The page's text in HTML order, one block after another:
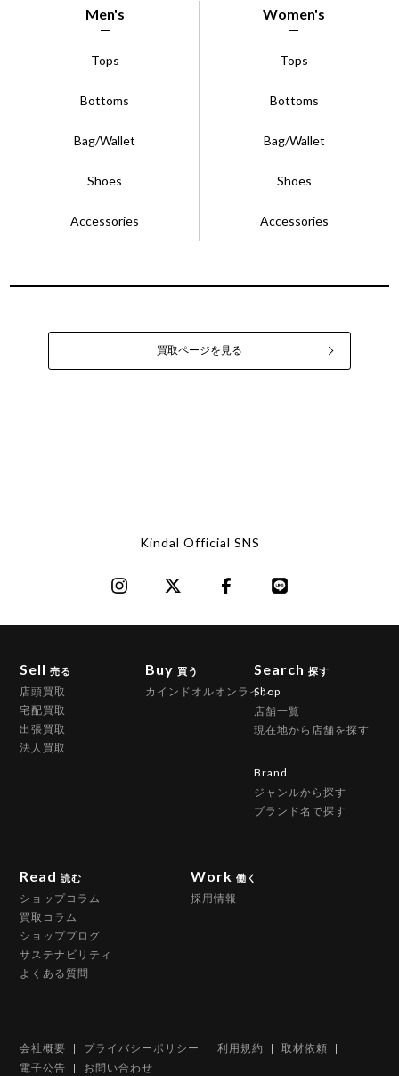
Men's
Tops
Bottoms
Bag/Wallet
Shoes
Accessories
Women's
Tops
Bottoms
Bag/Wallet
Shoes
Accessories
買取ページを見る
Kindal Official SNS
Sell売る
店頭買取
宅配買取
出張買取
法人買取
Buy 買う
カインドオルオンライン
Search 探す
Shop
店舗一覧
現在地から店舗を探す
Brand
ジャンルから探す
ブランド名で探す
Read読む
ショップコラム
買取コラム
ショップブログ
サステナビリティ
よくある質問
Work 働く
採用情報
会社概要 プライバシーポリシー 利用規約
取材依頼
電子公告
お問い合わせ